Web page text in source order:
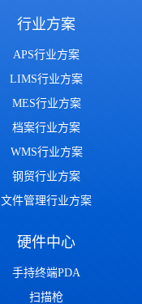
行业方案
APS行业方案
LIMS行业方案
MES行业方案
档案行业方案
WMS行业方案
钢贸行业方案
文件管理行业方案
硬件中心
手持终端PDA
扫描枪